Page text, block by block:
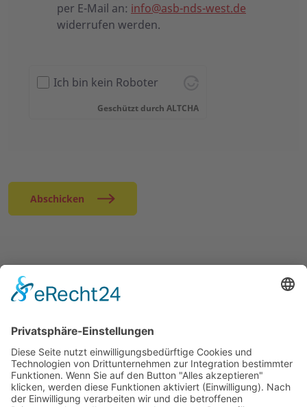
per E-Mail an: info@asb-nds-west.de
widerrufen werden.
Ich bin kein Roboter
Geschützt durch ALTCHA
Abschicken
ÜBER UNS